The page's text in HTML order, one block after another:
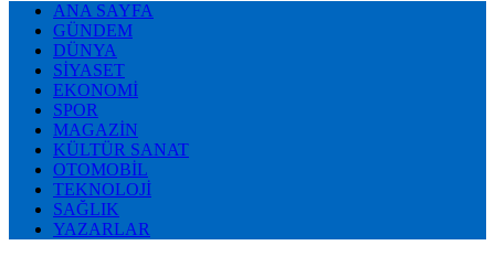
ANA SAYFA
GÜNDEM
DÜNYA
SİYASET
EKONOMİ
SPOR
MAGAZİN
KÜLTÜR SANAT
OTOMOBİL
TEKNOLOJİ
SAĞLIK
YAZARLAR